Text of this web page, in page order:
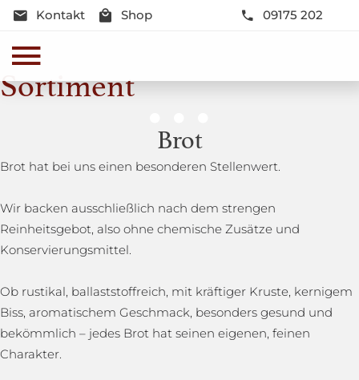
Kontakt Shop 09175 202
Sortiment
Genussmomente
Herzhaft oder süß - Beste Qualität und Frische sind
Brot
Brot hat bei uns einen besonderen Stellenwert.
Wir backen ausschließlich nach dem strengen
Reinheitsgebot, also ohne chemische Zusätze und
Konservierungsmittel.
Ob rustikal, ballaststoffreich, mit kräftiger Kruste, kernigem
Biss, aromatischem Geschmack, besonders gesund und
bekömmlich – jedes Brot hat seinen eigenen, feinen
Charakter.